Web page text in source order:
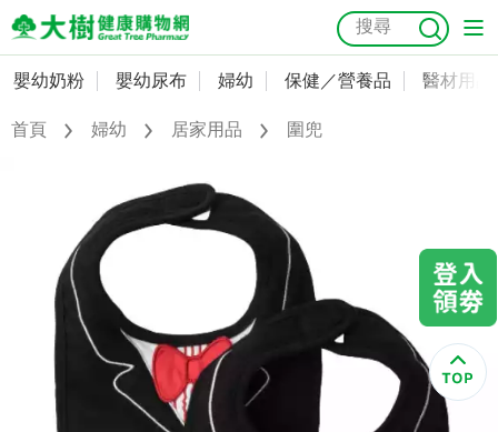
嬰幼奶粉
保健／營養品
醫材用品
成人照護
會員資料及密碼修改
收藏清單
紅利點數查詢
購物金查詢
嬰幼奶粉 嬰幼尿布 婦幼 保健／營養品 醫材用品
首頁 婦幼 居家用品 圍兜